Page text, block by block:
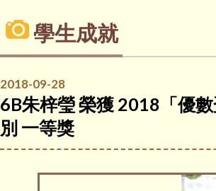
學生成就
2018-09-28
6B朱梓瑩 榮獲 2018「優
別 一等獎